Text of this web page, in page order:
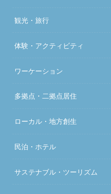
観光・旅行
体験・アクティビティ
ワーケーション
多拠点・二拠点居住
ローカル・地方創生
民泊・ホテル
サステナブル・ツーリズム